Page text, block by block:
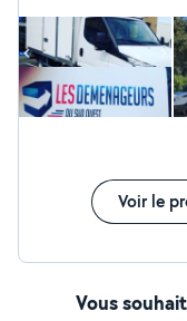
pour votre
Voir le
Vous